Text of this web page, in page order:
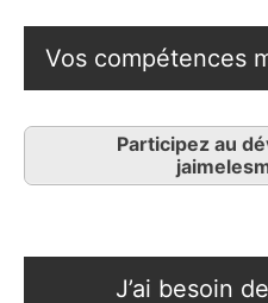
Vos compétences
Participez au
J’ai besoin